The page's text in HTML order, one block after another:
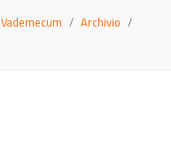
Vademecum
Archivio